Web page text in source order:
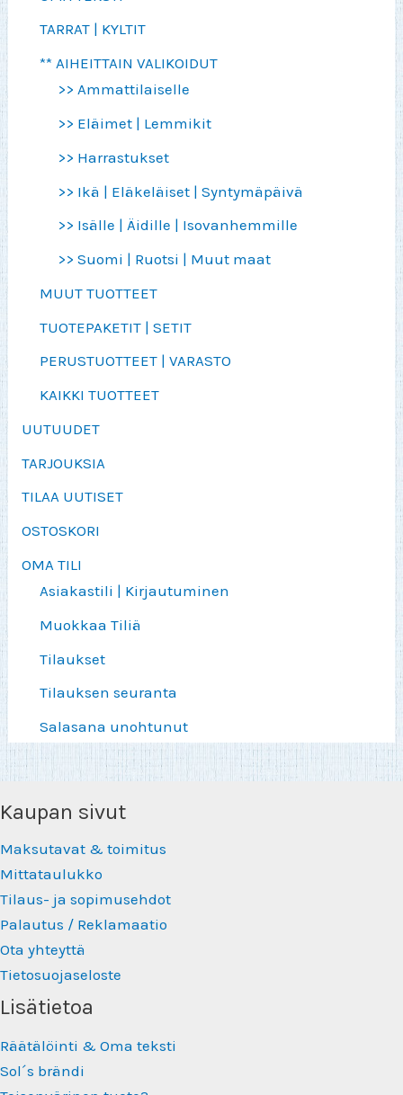
TARRAT | KYLTIT
** AIHEITTAIN VALIKOIDUT
>> Ammattilaiselle
>> Eläimet | Lemmikit
>> Harrastukset
>> Ikä | Eläkeläiset | Syntymäpäivä
>> Isälle | Äidille | Isovanhemmille
>> Suomi | Ruotsi | Muut maat
MUUT TUOTTEET
TUOTEPAKETIT | SETIT
PERUSTUOTTEET | VARASTO
KAIKKI TUOTTEET
UUTUUDET
TARJOUKSIA
TILAA UUTISET
OSTOSKORI
OMA TILI
Asiakastili | Kirjautuminen
Muokkaa Tiliä
Tilaukset
Tilauksen seuranta
Salasana unohtunut
Kaupan sivut
Maksutavat & toimitus
Mittataulukko
Tilaus- ja sopimusehdot
Palautus / Reklamaatio
Ota yhteyttä
Tietosuojaseloste
Lisätietoa
Räätälöinti & Oma teksti
Sol´s brändi